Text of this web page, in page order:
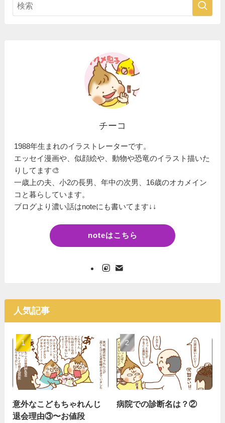
チーコ
1988年生まれのイラストレーターです。
エッセイ漫画や、似顔絵や、動物や恐竜のイラスト描いた
りしてます🎨
一歳上の夫、小2の長男、年中の次男、16歳のオカメイン
コと暮らしています。
ブログより濃い話はnoteにも書いてます↓↓
noteはこちら
人気記事
意外なこどもちゃれんじ
退会理由③〜お値段
病院での診断名は？②